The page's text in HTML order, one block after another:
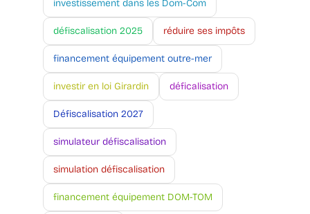
investissement dans les Dom-Com
défiscalisation 2025 réduire ses impôts
financement équipement outre-mer
investir en loi Girardin déficalisation
Défiscalisation 2027
simulateur défiscalisation
simulation défiscalisation
financement équipement DOM-TOM